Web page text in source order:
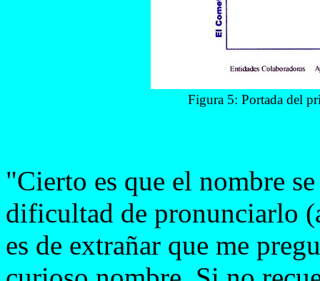
Figura 5: Portada del
"Cierto es que el nombre
dificultad de pronunciarlo
es de extrañar que me